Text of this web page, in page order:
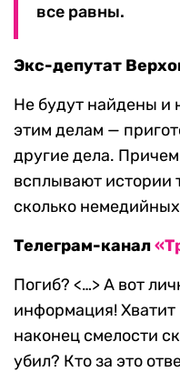
все равны.
Экс-депутат
Не будут найдены и
этим делам —
другие дела.
всплывают истории
сколько
Телеграм-канал
Погиб? <…> А вот
информация! Хватит
наконец смелости
убил? Кто за это